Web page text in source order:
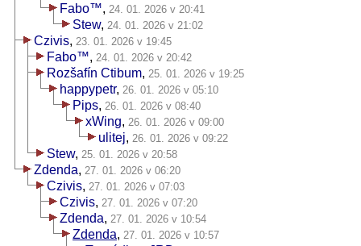
Fabo™, 24. 01. 2026 v 20:41
Stew, 24. 01. 2026 v 21:02
Czivis, 23. 01. 2026 v 19:45
Fabo™, 24. 01. 2026 v 20:42
Rozšafín Ctibum, 25. 01. 2026 v 19:25
happypetr, 26. 01. 2026 v 05:10
Pips, 26. 01. 2026 v 08:40
xWing, 26. 01. 2026 v 09:00
ulitej, 26. 01. 2026 v 09:22
Stew, 25. 01. 2026 v 20:58
Zdenda, 27. 01. 2026 v 06:20
Czivis, 27. 01. 2026 v 07:03
Czivis, 27. 01. 2026 v 07:20
Zdenda, 27. 01. 2026 v 10:54
Zdenda, 27. 01. 2026 v 10:57